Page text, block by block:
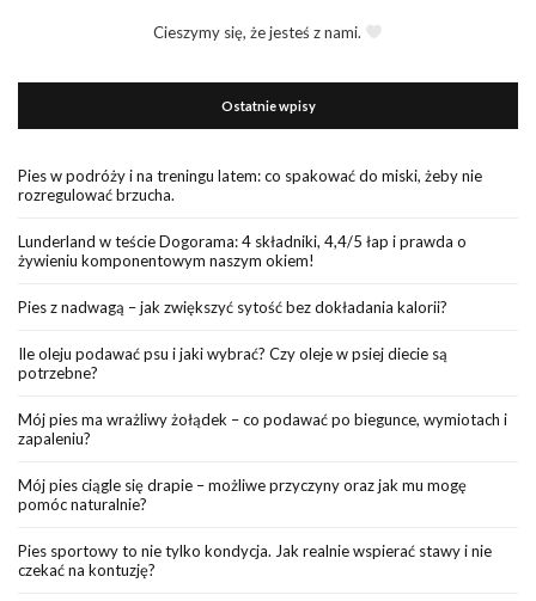
Cieszymy się, że jesteś z nami.
Ostatnie wpisy
Pies w podróży i na treningu latem: co spakować do miski, żeby nie
rozregulować brzucha.
Lunderland w teście Dogorama: 4 składniki, 4,4/5 łap i prawda o
żywieniu komponentowym naszym okiem!
Pies z nadwagą – jak zwiększyć sytość bez dokładania kalorii?
Ile oleju podawać psu i jaki wybrać? Czy oleje w psiej diecie są
potrzebne?
Mój pies ma wrażliwy żołądek – co podawać po biegunce, wymiotach i
zapaleniu?
Mój pies ciągle się drapie – możliwe przyczyny oraz jak mu mogę
pomóc naturalnie?
Pies sportowy to nie tylko kondycja. Jak realnie wspierać stawy i nie
czekać na kontuzję?